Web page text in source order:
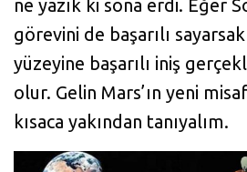
ne yazık ki sona erdi. Eğer
görevini de başarılı
yüzeyine başarılı iniş
olur. Gelin Mars’ın yeni
kısaca yakından tanıyalım.